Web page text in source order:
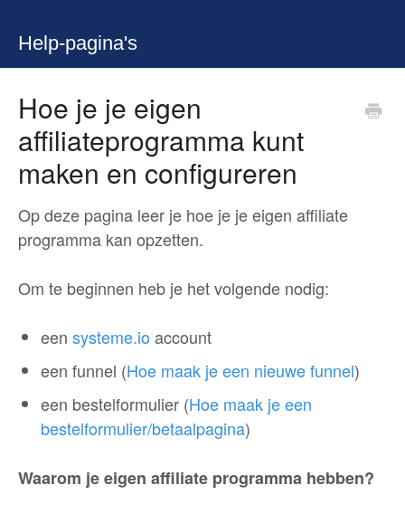
Help-pagina's
Hoe je je eigen
affiliateprogramma kunt
maken en configureren
Op deze pagina leer je hoe je je eigen affiliate
programma kan opzetten.
Om te beginnen heb je het volgende nodig:
een systeme.io account
een funnel (Hoe maak je een nieuwe funnel)
een bestelformulier (Hoe maak je een
bestelformulier/betaalpagina)
Waarom je eigen affiliate programma hebben?